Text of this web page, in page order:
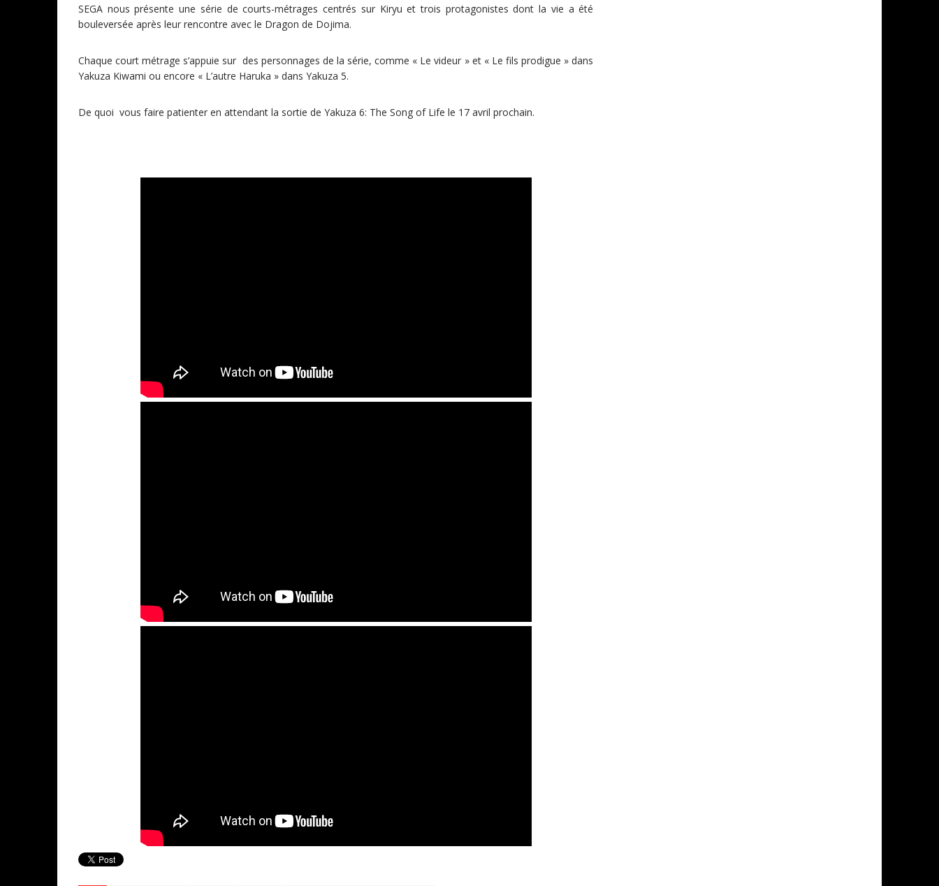
SEGA nous présente une série de courts-métrages centrés sur Kiryu et trois protagonistes dont la vie a été
bouleversée après leur rencontre avec le Dragon de Dojima.
Chaque court métrage s’appuie sur des personnages de la série, comme « Le videur » et « Le fils prodigue » dans
Yakuza Kiwami ou encore « L’autre Haruka » dans Yakuza 5.
De quoi vous faire patienter en attendant la sortie de Yakuza 6: The Song of Life le 17 avril prochain.